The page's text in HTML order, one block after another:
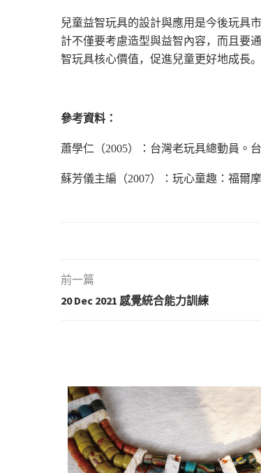
兒童益智玩具的設計與應用是今後玩具
計不僅要考慮造型與益智內容，而且要
智玩具核心價值，促進兒童更好地成長。
參考資料：
蕭學仁（2005）：台灣老玩具總動員。
蘇芳儀主編（2007）：玩心童趣：福爾
前一篇
20 Dec 2021 感覺統合能力訓練